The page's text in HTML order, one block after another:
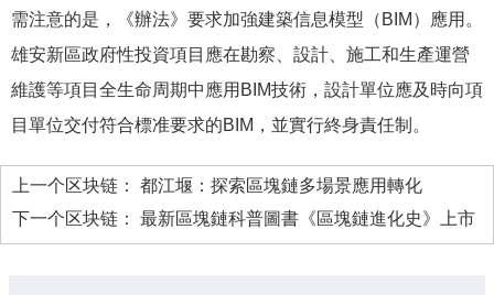
需注意的是，《辦法》要求加強建築信息模型（BIM）應用。
雄安新區政府性投資項目應在勘察、設計、施工和生產運營
維護等項目全生命周期中應用BIM技術，設計單位應及時向項
目單位交付符合標准要求的BIM，並實行終身責任制。
上一个区块链： 都江堰：探索區塊鏈多場景應用轉化
下一个区块链： 最新區塊鏈科普圖書《區塊鏈進化史》上市